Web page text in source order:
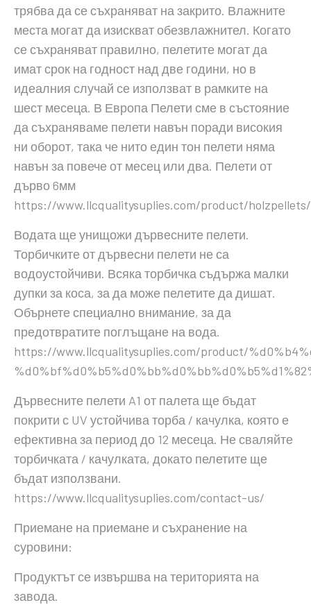
трябва да се съхраняват на закрито. Влажните
места могат да изискват обезвлажнител. Когато
се съхраняват правилно, пелетите могат да
имат срок на годност над две години, но в
идеалния случай се използват в рамките на
шест месеца. В Европа Пелети сме в състояние
да съхраняваме пелети навън поради високия
ни оборот, така че нито един тон пелети няма
навън за повече от месец или два. Пелети от
дърво 6мм
https://www.llcqualitysuplies.com/product/holzpellets/
Водата ще унищожи дървесните пелети.
Торбичките от дървесни пелети не са
водоустойчиви. Всяка торбичка съдържа малки
дупки за коса, за да може пелетите да дишат.
Обърнете специално внимание, за да
предотвратите поглъщане на вода.
https://www.llcqualitysuplies.com/product/
Дървесните пелети A1 от палета ще бъдат
покрити с UV устойчива торба / качулка, която е
ефективна за период до 12 месеца. Не сваляйте
торбичката / качулката, докато пелетите ще
бъдат използвани.
https://www.llcqualitysuplies.com/contact-us/
Приемане на приемане и съхранение на
суровини:
Продуктът се извършва на територията на
завода.